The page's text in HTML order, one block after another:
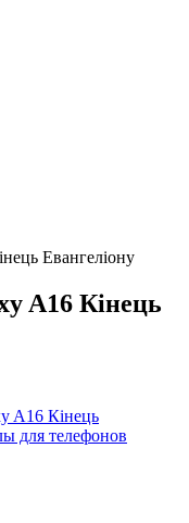
Евангеліону
A16 Кінець